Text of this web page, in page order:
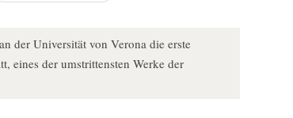
der Universität von Verona die erste
eines der umstrittensten Werke der